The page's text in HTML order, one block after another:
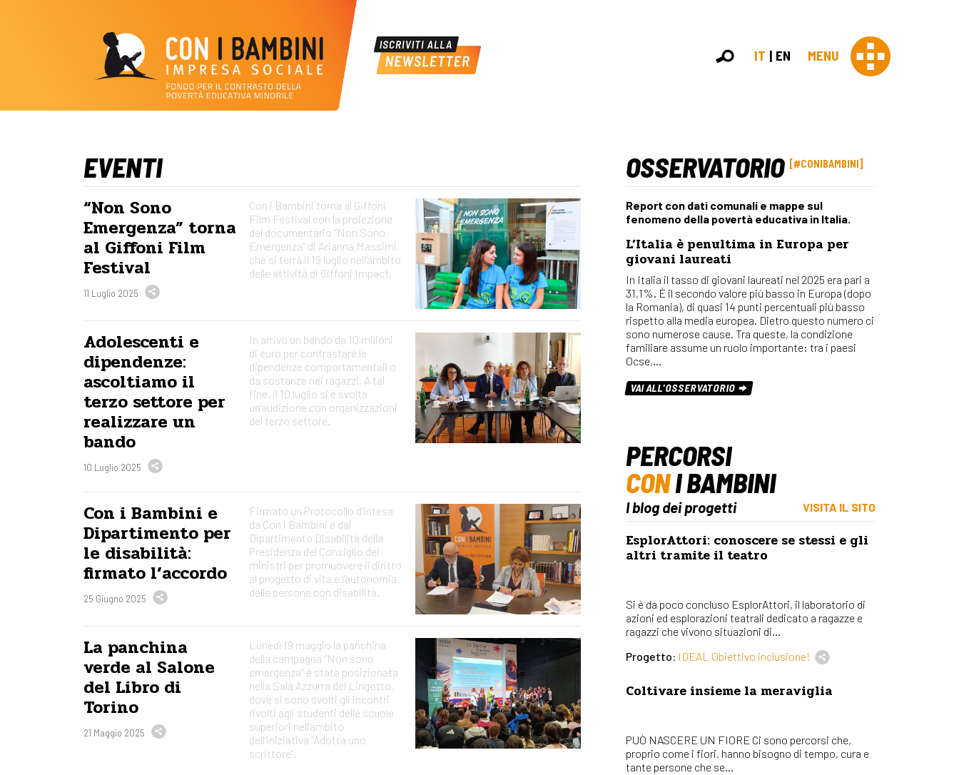
IT EN MENU
EVENTI
“Non Sono
Emergenza” torna
al Giffoni Film
Festival
11 Luglio 2025
Con i Bambini torna al Giffoni
Film Festival con la proiezione
del documentario “Non Sono
Emergenza” di Arianna Massimi,
che si terrà il 19 luglio nell’ambito
delle attività di Giffoni Impact.
Adolescenti e
dipendenze:
ascoltiamo il
terzo settore per
realizzare un
bando
10 Luglio 2025
In arrivo un bando da 10 milioni
di euro per contrastare le
dipendenze comportamentali o
da sostanze nei ragazzi. A tal
fine, il 10 luglio si è svolta
un’audizione con organizzazioni
del terzo settore.
Con i Bambini e
Dipartimento per
le disabilità:
firmato l’accordo
25 Giugno 2025
Firmato un Protocollo d’intesa
da Con i Bambini e dal
Dipartimento Disabilità della
Presidenza del Consiglio dei
ministri per promuovere il diritto
al progetto di vita e l’autonomia
delle persone con disabilità.
La panchina
verde al Salone
del Libro di
Torino
21 Maggio 2025
Lunedì 19 maggio la panchina
della campagna “Non sono
emergenza” è stata posizionata
nella Sala Azzurra del Lingotto,
dove si sono svolti gli incontri
rivolti agli studenti delle scuole
superiori nell’ambito
dell’iniziativa “Adotta uno
scrittore”.
OSSERVATORIO #CONIBAMBINI
Report con dati comunali e mappe sul
fenomeno della povertà educativa in Italia.
L’Italia è penultima in Europa per
giovani laureati
In Italia il tasso di giovani laureati nel 2025 era pari a
31,1%. È il secondo valore più basso in Europa (dopo
la Romania), di quasi 14 punti percentuali più basso
rispetto alla media europea. Dietro questo numero ci
sono numerose cause. Tra queste, la condizione
familiare assume un ruolo importante: tra i paesi
Ocse,…
VAI ALL'OSSERVATORIO
PERCORSI
CONI BAMBINI
I blog dei progetti VISITA IL SITO
EsplorAttori: conoscere se stessi e gli
altri tramite il teatro
Si è da poco concluso EsplorAttori, il laboratorio di
azioni ed esplorazioni teatrali dedicato a ragazze e
ragazzi che vivono situazioni di...
Progetto: IDEAL Obiettivo inclusione!
Coltivare insieme la meraviglia
PUÒ NASCERE UN FIORE Ci sono percorsi che,
proprio come i fiori, hanno bisogno di tempo, cura e
tante persone che se...